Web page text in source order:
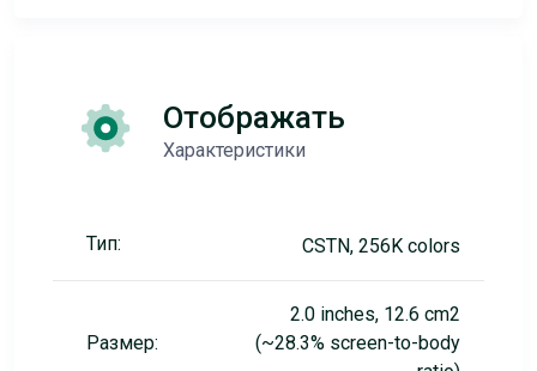
Отображать
Характеристики
Тип: CSTN, 256K colors
Размер:
2.0 inches, 12.6 cm2
(~28.3% screen-to-body